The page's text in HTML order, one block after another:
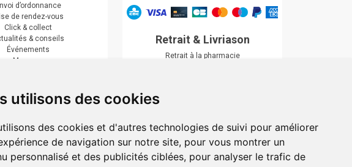
utilisons des cookies
des cookies et d'autres technologies de suivi pour améliorer
de navigation sur notre site, pour vous montrer un
personnalisé et des publicités ciblées, pour analyser le trafic de
d’ordonnance
de rendez-vous
Click & collect
& conseils
Événements
Marques
Retrait & Livriason
Retrait à la pharmacie